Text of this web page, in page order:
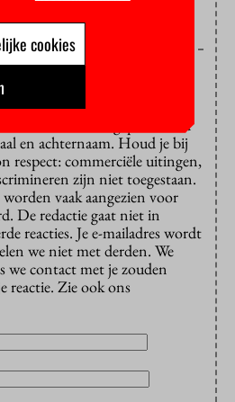
een e-mailadres dat is
worden gepubliceerd
en achternaam. Houd je bij
respect: commerciële uitingen,
zijn niet toegestaan.
vaak aangezien voor
De redactie gaat niet in
reacties. Je e-mailadres wordt
we niet met derden. We
we contact met je zouden
reactie. Zie ook ons
cookies